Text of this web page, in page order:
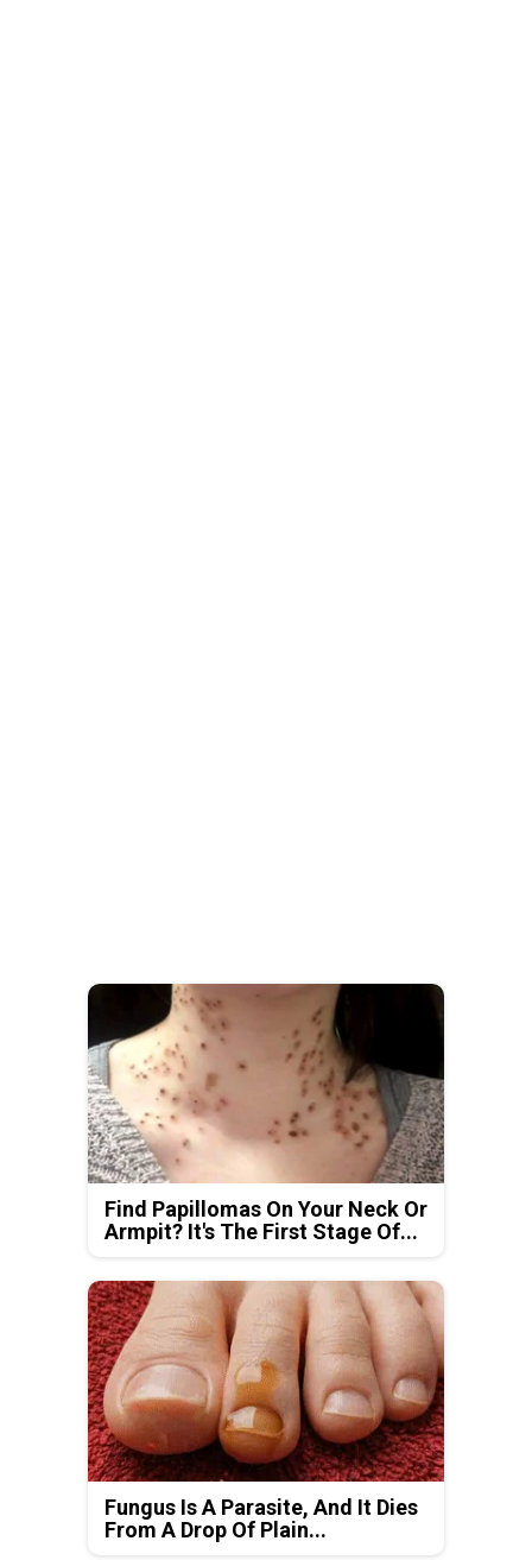
Find Papillomas On Your Neck Or
Armpit? It's The First Stage Of...
Fungus Is A Parasite, And It Dies
From A Drop Of Plain...